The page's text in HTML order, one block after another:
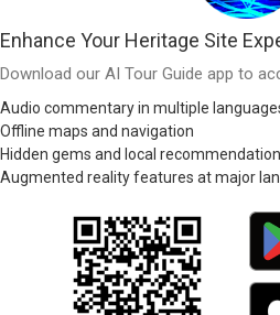
Enhance Your Heritage Site
Download our AI Tour Guide app to
Audio commentary in multiple
Offline maps and navigation
Hidden gems and local
Augmented reality features at major